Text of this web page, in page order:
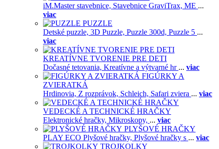
iM.Master stavebnice, Stavebnice GraviTrax, ME ...
viac
PUZZLE
Detské puzzle, 3D Puzzle, Puzzle 300d, Puzzle 5 ...
viac
KREATÍVNE TVORENIE PRE DETI
Dočasné tetovania, Kreatívne a výtvarné hr ... viac
FIGÚRKY A
ZVIERATKÁ
Hrdinovia, Z rozprávok, Schleich, Safari zviera ... viac
VEDECKÉ A TECHNICKÉ HRAČKY
Elektronické hračky, Mikroskopy, ... viac
PLYŠOVÉ HRAČKY
PLAY ECO Plyšové hračky, Plyšové hračky s ... viac
TROJKOLKY